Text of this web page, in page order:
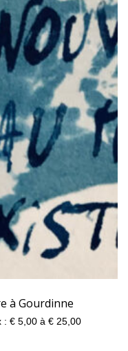
à Gourdinne
: € 5,00 à € 25,00